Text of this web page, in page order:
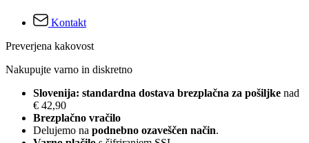
Kontakt
Preverjena kakovost
Nakupujte varno in diskretno
Slovenija: standardna dostava brezplačna za pošiljke nad
€ 42,90
Brezplačno vračilo
Delujemo na podnebno ozaveščen način.